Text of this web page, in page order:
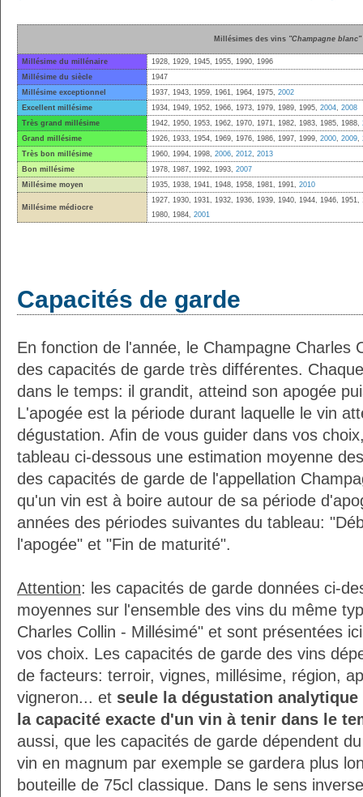
Millésimes des vins "Champagne blanc"
Millésime du millénaire
1928, 1929, 1945, 1955, 1990, 1996
Millésime du siècle
1947
Millésime exceptionnel
1937, 1943, 1959, 1961, 1964, 1975, 2002
Excellent millésime
1934, 1949, 1952, 1966, 1973, 1979, 1989, 1995, 2004, 2008
Très grand millésime
1942, 1950, 1953, 1962, 1970, 1971, 1982, 1983, 1985, 1988,
Grand millésime
1926, 1933, 1954, 1969, 1976, 1986, 1997, 1999, 2000, 2009,
Très bon millésime
1960, 1994, 1998, 2006, 2012, 2013
Bon millésime
1978, 1987, 1992, 1993, 2007
Millésime moyen
1935, 1938, 1941, 1948, 1958, 1981, 1991, 2010
Millésime médiocre
1927, 1930, 1931, 1932, 1936, 1939, 1940, 1944, 1946,
1980, 1984, 2001
Capacités de garde
En fonction de l'année, le Champagne Charles
des capacités de garde très différentes.
dans le temps: il grandit, atteind son apogée
L'apogée est la période durant laquelle le vin
dégustation. Afin de vous guider dans vos
tableau ci-dessous une estimation moyenne
des capacités de garde de l'appellation
qu'un vin est à boire autour de sa période
années des périodes suivantes du tableau:
l'apogée" et "Fin de maturité".
Attention: les capacités de garde données ci-
moyennes sur l'ensemble des vins du même
Charles Collin - Millésimé" et sont présentées
vos choix. Les capacités de garde des vins
de facteurs: terroir, vignes, millésime, région,
vigneron... et seule la dégustation
la capacité exacte d'un vin à tenir dans le
aussi, que les capacités de garde dépendent
vin en magnum par exemple se gardera plus
bouteille de 75cl classique. Dans le sens